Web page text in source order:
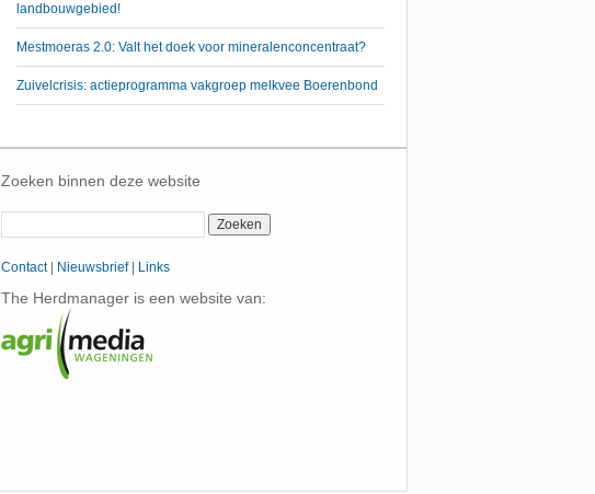
landbouwgebied!
Mestmoeras 2.0: Valt het doek voor mineralenconcentraat?
Zuivelcrisis: actieprogramma vakgroep melkvee Boerenbond
Zoeken binnen deze website
Contact| Nieuwsbrief| Links
The Herdmanager is een website van: